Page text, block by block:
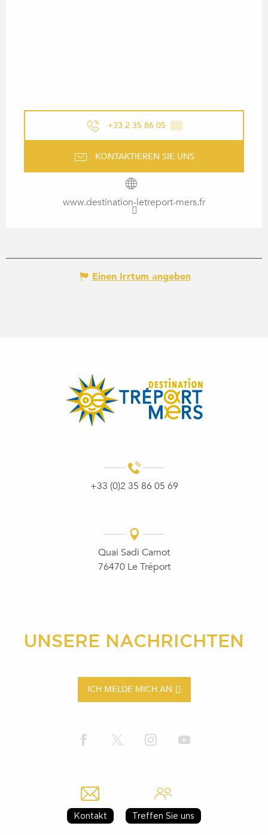
+33 2 35 86 05 ▒▒
KONTAKTIEREN SIE UNS
www.destination-letreport-mers.fr
Einen Irrtum angeben
+33 (0)2 35 86 05 69
Quai Sadi Carnot
76470 Le Tréport
UNSERE NACHRICHTEN
ICH MELDE MICH AN
Kontakt Treffen Sie uns